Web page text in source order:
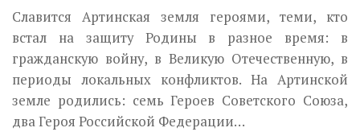
Славится Артинская земля героями, теми, кто
встал на защиту Родины в разное время: в
гражданскую войну, в Великую Отечественную, в
периоды локальных конфликтов. На Артинской
земле родились: семь Героев Советского Союза,
два Героя Российской Федерации…